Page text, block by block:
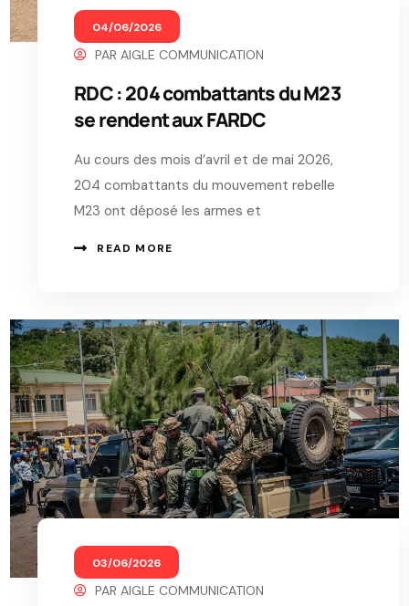
04/06/2026
PARAIGLE COMMUNICATION
RDC : 204 combattants du M23
se rendent aux FARDC
Au cours des mois d’avril et de mai 2026,
204 combattants du mouvement rebelle
M23 ont déposé les armes et
READ MORE
03/06/2026
PARAIGLE COMMUNICATION